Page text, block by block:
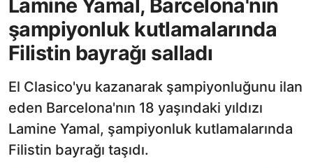
Lamine Yamal, Barcelona'nın
şampiyonluk kutlamalarında
Filistin bayrağı salladı
El Clasico'yu kazanarak şampiyonluğunu ilan
eden Barcelona'nın 18 yaşındaki yıldızı
Lamine Yamal, şampiyonluk kutlamalarında
Filistin bayrağı taşıdı.